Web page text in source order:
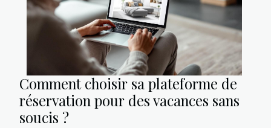
Comment choisir sa plateforme de
réservation pour des vacances sans
soucis ?